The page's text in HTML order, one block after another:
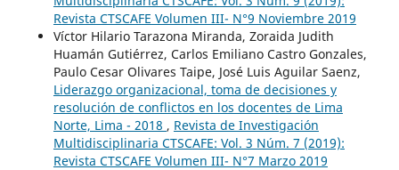
Revista CTSCAFE Volumen III- N°9 Noviembre 2019
Víctor Hilario Tarazona Miranda, Zoraida Judith
Huamán Gutiérrez, Carlos Emiliano Castro Gonzales,
Paulo Cesar Olivares Taipe, José Luis Aguilar Saenz,
Liderazgo organizacional, toma de decisiones y
resolución de conflictos en los docentes de Lima
Norte, Lima - 2018 , Revista de Investigación
Multidisciplinaria CTSCAFE: Vol. 3 Núm. 7 (2019):
Revista CTSCAFE Volumen III- N°7 Marzo 2019